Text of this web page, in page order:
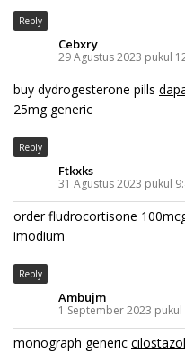
Reply
Cebxry
29 Agustus 2023 pukul
buy dydrogesterone pills
25mg generic
Reply
Ftkxks
31 Agustus 2023 pukul
order fludrocortisone
imodium
Reply
Ambujm
1 September 2023 pukul
monograph generic